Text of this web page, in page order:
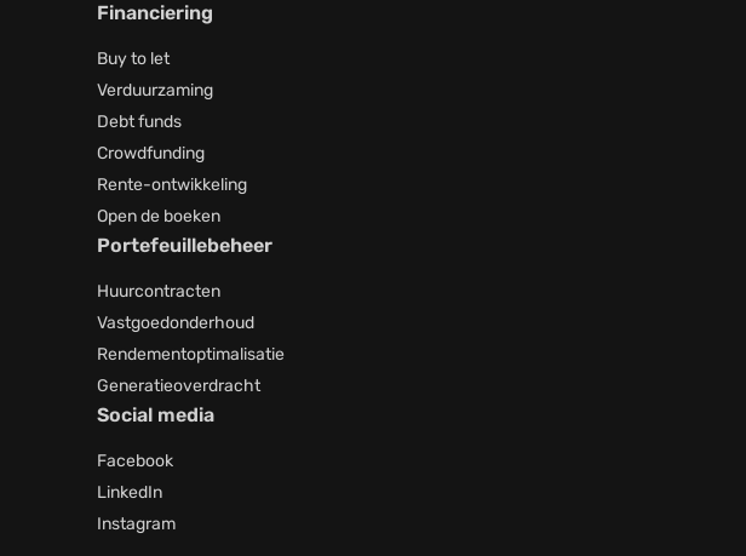
Financiering
Buy to let
Verduurzaming
Debt funds
Crowdfunding
Rente-ontwikkeling
Open de boeken
Portefeuillebeheer
Huurcontracten
Vastgoedonderhoud
Rendementoptimalisatie
Generatieoverdracht
Social media
Facebook
LinkedIn
Instagram